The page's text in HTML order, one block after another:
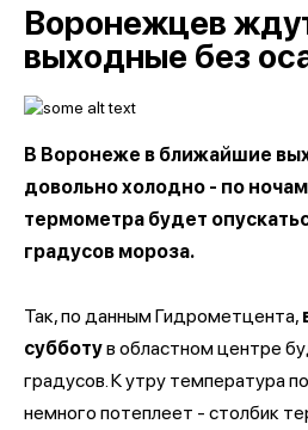
Воронежцев
выходные без
В Воронеже в ближайшие
довольно холодно - по
термометра будет
градусов мороза.
Так, по данным Гидрометцента,
субботув областном центре
градусов. К утру температура
немного потеплеет - столбик